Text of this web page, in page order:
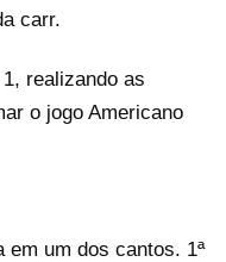
carr.
realizando as
o jogo Americano
em um dos cantos. 1ª